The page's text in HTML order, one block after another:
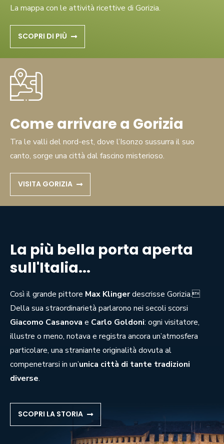
La mappa con le attività ricettive di Gorizia.
SCOPRI DI PIÙ
Come arrivare a Gorizia
Tra le valli del nord-est, dove l’Isonzo sussurra il suo
canto, sorge una città dal fascino misterioso.
VISITA GORIZIA
La più bella porta aperta
sull'Italia...
Così il grande pittore Max Klingerdescrisse Gorizia.
Della sua straordinarietà parlarono nei secoli scorsi
Giacomo Casanova e Carlo Goldoni: ogni visitatore,
illustre o meno, notava e registra ancora un’atmosfera
particolare, una straniante originalità dovuta al
compenetrarsi in un’unica città di tante tradizioni
diverse.
SCOPRI LA STORIA